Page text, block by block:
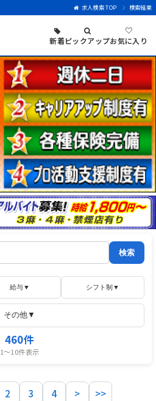
求人検索 TOP 検索結果
新着ピックアップ
♡
お気に入り
検索
給与▼ シフト制▼
その他▼
460件
1〜10件表示
2 3 4 > >>